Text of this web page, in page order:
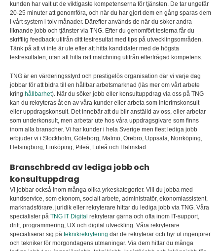
kunden har valt ut de viktigaste kompetenserna för tjänsten. De tar ungefär
20-25 minuter att genomföra, och när du har gjort dem en gång sparas dem
i vårt system i tolv månader. Därefter används de när du söker andra
liknande jobb och tjänster via TNG. Efter du genomfört testerna får du
skriftlig feedback utifrån ditt testresultat med tips på utvecklingsområden.
Tänk på att vi inte är ute efter att hitta kandidater med de högsta
testresultaten, utan att hitta rätt matchning utifrån efterfrågad kompetens.
TNG är en värderingsstyrd och prestigelös organisation där vi varje dag
jobbar för att bidra till en hållbar arbetsmarknad (läs mer om vårt arbete
kring hållbarhet). När du söker jobb eller konsultuppdrag via oss på TNG
kan du rekryteras åt en av våra kunder eller arbeta som interimskonsult
eller uppdragskonsult. Det innebär att du blir anställd av oss, eller arbetar
som underkonsult, men arbetar ute hos våra uppdragsgivare som finns
inom alla branscher. Vi har kunder i hela Sverige men flest lediga jobb
erbjuder vi i Stockholm, Göteborg, Malmö, Örebro, Uppsala, Norrköping,
Helsingborg, Linköping, Piteå, Luleå och Halmstad.
Branschbredd av lediga jobb och
konsultuppdrag
Vi jobbar också inom många olika yrkeskategorier. Vill du jobba med
kundservice, som ekonom, socialt arbete, administratör, ekonomiassistent,
marknadsförare, juridik eller rekryterare hittar du lediga jobb via TNG. Våra
specialister på TNG IT Digital rekryterar gärna och ofta inom IT-support,
drift, programmering, UX och digital utveckling. Våra rekryterare
specialiserar sig på teknikrekrytering där de rekryterar och hyr ut ingenjörer
och tekniker för morgondagens utmaningar. Via dem hittar du många